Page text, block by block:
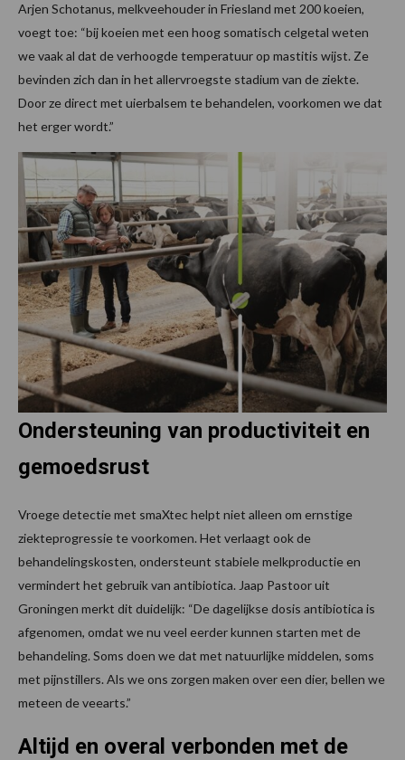
Arjen Schotanus, melkveehouder in Friesland met 200 koeien,
voegt toe: “bij koeien met een hoog somatisch celgetal weten
we vaak al dat de verhoogde temperatuur op mastitis wijst. Ze
bevinden zich dan in het allervroegste stadium van de ziekte.
Door ze direct met uierbalsem te behandelen, voorkomen we dat
het erger wordt.”
Ondersteuning van productiviteit en
gemoedsrust
Vroege detectie met smaXtec helpt niet alleen om ernstige
ziekteprogressie te voorkomen. Het verlaagt ook de
behandelingskosten, ondersteunt stabiele melkproductie en
vermindert het gebruik van antibiotica. Jaap Pastoor uit
Groningen merkt dit duidelijk: “De dagelijkse dosis antibiotica is
afgenomen, omdat we nu veel eerder kunnen starten met de
behandeling. Soms doen we dat met natuurlijke middelen, soms
met pijnstillers. Als we ons zorgen maken over een dier, bellen we
meteen de veearts.”
Altijd en overal verbonden met de